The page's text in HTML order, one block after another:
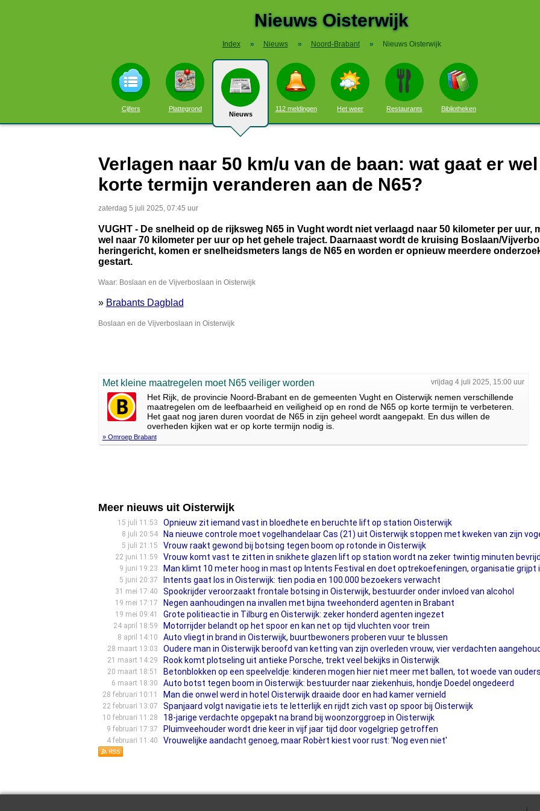
Nieuws Oisterwijk
Index » Nieuws » Noord-Brabant » Nieuws Oisterwijk
Cijfers Plattegrond
Nieuws
112 meldingen Het weer Restaurants Bibliotheken
Verlagen naar 50 km/u van de baan: wat gaat er
korte termijn veranderen aan de N65?
zaterdag 5 juli 2025, 07:45 uur
VUGHT - De snelheid op de rijksweg N65 in Vught wordt niet verlaagd naar 50 kilometer per uur,
wel naar 70 kilometer per uur op het gehele traject. Daarnaast wordt de kruising Boslaan/
heringericht, komen er snelheidsmeters langs de N65 en worden er opnieuw meerdere
gestart.
Waar: Boslaan en de Vijverboslaan in Oisterwijk
» Brabants Dagblad
Boslaan en de Vijverboslaan in Oisterwijk
vrijdag 4 juli 2025, 15:00 uur
Met kleine maatregelen moet N65 veiliger worden
Het Rijk, de provincie Noord-Brabant en de gemeenten Vught en Oisterwijk nemen verschillende
maatregelen om de leefbaarheid en veiligheid op en rond de N65 op korte termijn te verbeteren.
Het gaat nog jaren duren voordat de N65 in zijn geheel wordt aangepakt. En dus willen de
overheden kijken wat er op korte termijn nodig is.
» Omroep Brabant
Meer nieuws uit Oisterwijk
15 juli 11:53 Opnieuw zit iemand vast in bloedhete en beruchte lift op station Oisterwijk
8 juli 20:54 Na nieuwe controle moet vogelhandelaar Cas (21) uit Oisterwijk stoppen met kweken van zijn
5 juli 21:15 Vrouw raakt gewond bij botsing tegen boom op rotonde in Oisterwijk
22 juni 11:59 Vrouw komt vast te zitten in snikhete glazen lift op station wordt na zeker twintig minuten
9 juni 19:23 Man klimt 10 meter hoog in mast op Intents Festival en doet optrekoefeningen, organisatie grijpt
5 juni 20:37 Intents gaat los in Oisterwijk: tien podia en 100.000 bezoekers verwacht
31 mei 17:40 Spookrijder veroorzaakt frontale botsing in Oisterwijk, bestuurder onder invloed van alcohol
19 mei 17:17 Negen aanhoudingen na invallen met bijna tweehonderd agenten in Brabant
19 mei 09:41 Grote politieactie in Tilburg en Oisterwijk: zeker honderd agenten ingezet
24 april 18:59 Motorrijder belandt op het spoor en kan net op tijd vluchten voor trein
8 april 14:10 Auto vliegt in brand in Oisterwijk, buurtbewoners proberen vuur te blussen
28 maart 13:03 Oudere man in Oisterwijk beroofd van ketting van zijn overleden vrouw, vier verdachten
21 maart 14:29 Rook komt plotseling uit antieke Porsche, trekt veel bekijks in Oisterwijk
20 maart 18:51 Betonblokken op een speelveldje: kinderen mogen hier niet meer met ballen, tot woede van
6 maart 18:30 Auto botst tegen boom in Oisterwijk: bestuurder naar ziekenhuis, hondje Doedel ongedeerd
28 februari 10:11 Man die onwel werd in hotel Oisterwijk draaide door en had kamer vernield
22 februari 13:07 Spanjaard volgt navigatie iets te letterlijk en rijdt zich vast op spoor bij Oisterwijk
10 februari 11:28 18-jarige verdachte opgepakt na brand bij woonzorggroep in Oisterwijk
9 februari 17:37 Pluimveehouder wordt drie keer in vijf jaar tijd door vogelgriep getroffen
4 februari 11:40 Vrouwelijke aandacht genoeg, maar Robèrt kiest voor rust: 'Nog even niet'